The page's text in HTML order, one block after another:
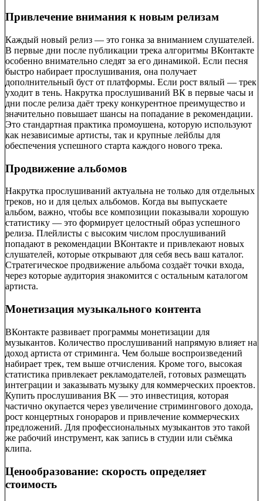
Привлечение внимания к новым релизам
Каждый новый релиз — это гонка за вниманием слушателей.
В первые дни после публикации трека алгоритмы ВКонтакте
особенно внимательно следят за его динамикой. Если песня
быстро набирает прослушивания, она получает
дополнительный буст от платформы. Если рост вялый — трек
уходит в тень. Накрутка прослушиваний ВК в первые часы и
дни после релиза даёт треку конкурентное преимущество и
значительно повышает шансы на попадание в рекомендации.
Это стандартная практика промоушена, которую используют
как независимые артисты, так и крупные лейблы для
обеспечения успешного старта каждого нового трека.
Продвижение альбомов
Накрутка прослушиваний актуальна не только для отдельных
треков, но и для целых альбомов. Когда вы выпускаете
альбом, важно, чтобы все композиции показывали хорошую
статистику — это формирует целостный образ успешного
релиза. Плейлисты с высоким числом прослушиваний
попадают в рекомендации ВКонтакте и привлекают новых
слушателей, которые открывают для себя весь ваш каталог.
Стратегическое продвижение альбома создаёт точки входа,
через которые аудитория знакомится с остальным каталогом
артиста.
Монетизация музыкального контента
ВКонтакте развивает программы монетизации для
музыкантов. Количество прослушиваний напрямую влияет на
доход артиста от стриминга. Чем больше воспроизведений
набирает трек, тем выше отчисления. Кроме того, высокая
статистика привлекает рекламодателей, готовых размещать
интеграции и заказывать музыку для коммерческих проектов.
Купить прослушивания ВК — это инвестиция, которая
частично окупается через увеличение стримингового дохода,
рост концертных гонораров и привлечение коммерческих
предложений. Для профессиональных музыкантов это такой
же рабочий инструмент, как запись в студии или съёмка
клипа.
Ценообразование: скорость определяет
стоимость